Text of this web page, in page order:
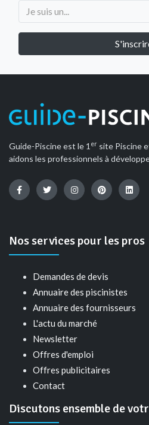
Je suis un...
Guide-Piscine est le 1 er site Piscine
aidons les professionnels à
Nos services pour les pros
Demandes de devis
Annuaire des piscinistes
Annuaire des fournisseurs
L'actu du marché
Newsletter
Offres d'emploi
Offres publicitaires
Contact
Discutons ensemble de